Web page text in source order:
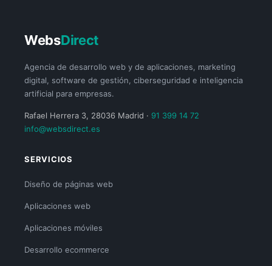
WebsDirect
Agencia de desarrollo web y de aplicaciones, marketing
digital, software de gestión, ciberseguridad e inteligencia
artificial para empresas.
Rafael Herrera 3, 28036 Madrid · 91 399 14 72
info@websdirect.es
SERVICIOS
Diseño de páginas web
Aplicaciones web
Aplicaciones móviles
Desarrollo ecommerce